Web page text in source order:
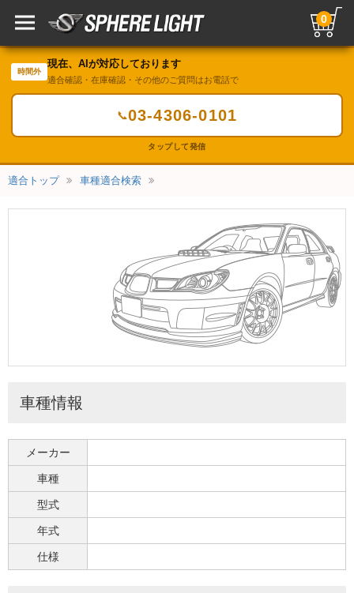
0
時間外
現在、AIが対応しております
適合確認・在庫確認・その他のご質問はお電話で
📞03-4306-0101
タップして発信
適合トップ 車種適合検索
車種情報
メーカー
車種
型式
年式
仕様